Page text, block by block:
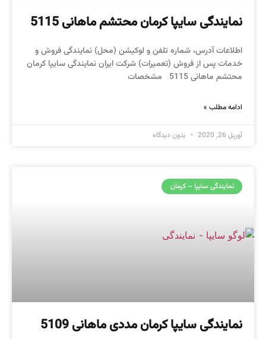
نمایندگی سایپا کرمان محتشم ماهانی 5115
اطلاعات آدرس، شماره تلفن و لوکیشن (محل) نمایندگی فروش و
خدمات پس از فروش (تعمیرات) شرکت ایران نمایندگی سایپا کرمان
محتشم ماهانی 5115 مشخصات
ادامه مطلب »
آوریل 26, 2020 بدون دیدگاه
نمایندگی سایپا – کرمان
نمایندگی سایپا کرمان مددی ماهانی 5109